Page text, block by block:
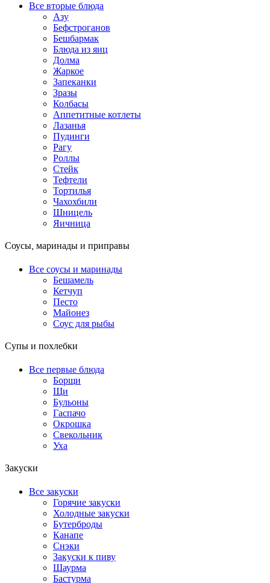
Все вторые блюда
Азу
Бефстроганов
Бешбармак
Блюда из яиц
Долма
Жаркое
Запеканки
Зразы
Колбасы
Аппетитные котлеты
Лазанья
Пудинги
Рагу
Роллы
Стейк
Тефтели
Тортилья
Чахохбили
Шницель
Яичница
Соусы, маринады и приправы
Все соусы и маринады
Бешамель
Кетчуп
Песто
Майонез
Соус для рыбы
Супы и похлебки
Все первые блюда
Борщи
Щи
Бульоны
Гаспачо
Окрошка
Свекольник
Уха
Закуски
Все закуски
Горячие закуски
Холодные закуски
Бутерброды
Канапе
Снэки
Закуски к пиву
Шаурма
Бастурма